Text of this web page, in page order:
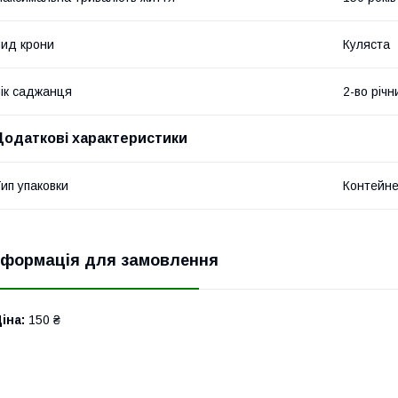
крони Куляста
саджанця 2-во
характеристики
упаковки
для замовлення
150 ₴